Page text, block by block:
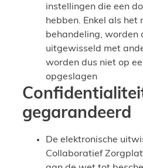
instellingen die een
hebben. Enkel als
behandeling, worden
uitgewisseld met
worden dus niet op
opgeslagen
gegarandeerd
De elektronische
Collaboratief